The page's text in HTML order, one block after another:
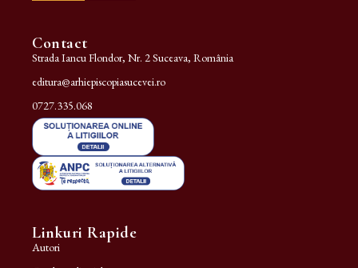
Contact
Strada Iancu Flondor, Nr. 2 Suceava, România
editura@arhiepiscopiasucevei.ro
0727.335.068
Linkuri Rapide
Autori